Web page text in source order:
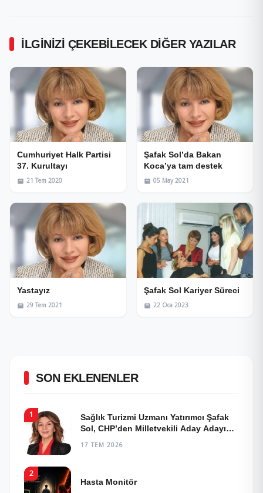
İLGINIZI ÇEKEBILECEK DIĞER YAZILAR
Cumhuriyet Halk Partisi
37. Kurultayı
21 Tem 2020
Şafak Sol’da Bakan
Koca’ya tam destek
05 May 2021
Yastayız
29 Tem 2021
Şafak Sol Kariyer Süreci
22 Oca 2023
SON EKLENENLER
1
Sağlık Turizmi Uzmanı Yatırımcı Şafak
Sol, CHP’den Milletvekili Aday Adayı
17 TEM 2026
2
Hasta Monitör